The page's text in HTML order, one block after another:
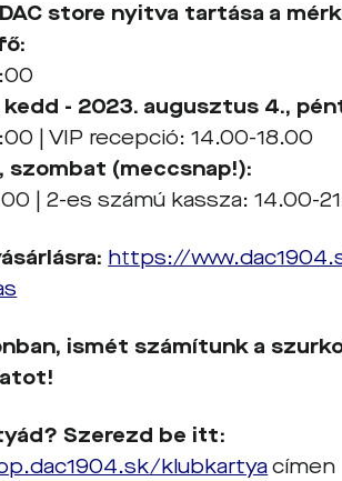
store nyitva tartása a
kedd - 2023. augusztus 4.,
| VIP recepció: 14.00-18.00
szombat (meccsnap!):
| 2-es számú kassza: 14.00-
https://
ismét számítunk a
Szerezd be itt:
klubkartyacímen